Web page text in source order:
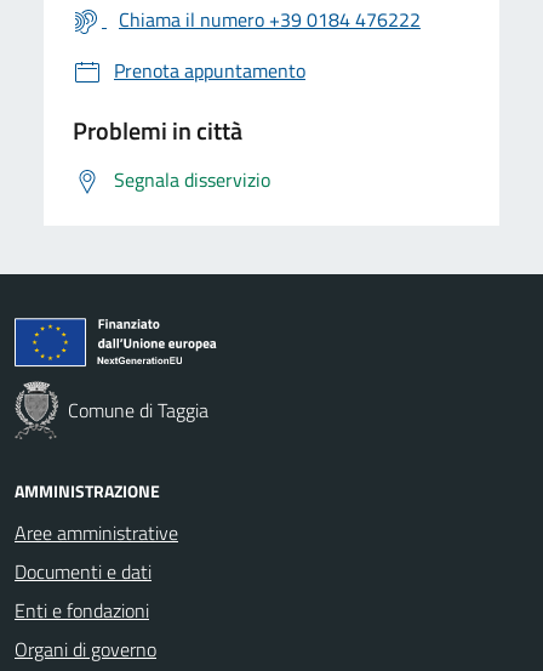
Chiama il numero +39 0184 476222
Prenota appuntamento
Problemi in città
Segnala disservizio
Comune di Taggia
AMMINISTRAZIONE
Aree amministrative
Documenti e dati
Enti e fondazioni
Organi di governo